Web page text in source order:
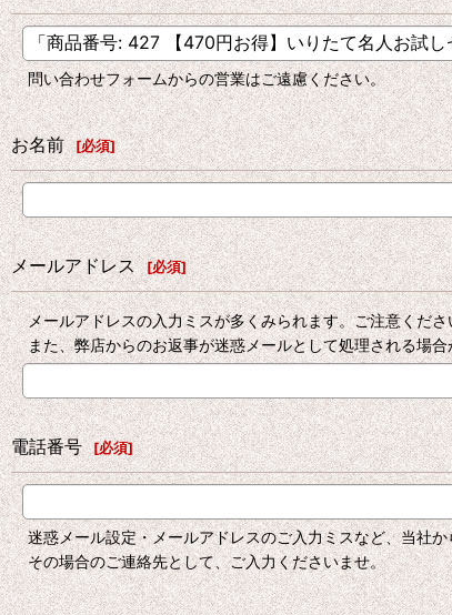
問い合わせフォームからの営業はご遠慮ください。
お名前 [必須]
メールアドレス [必須]
メールアドレスの入力ミスが多くみられます。ご注意くださ
また、弊店からのお返事が迷惑メールとして処理される場
電話番号 [必須]
迷惑メール設定・メールアドレスのご入力ミスなど、当社
その場合のご連絡先として、ご入力くださいませ。